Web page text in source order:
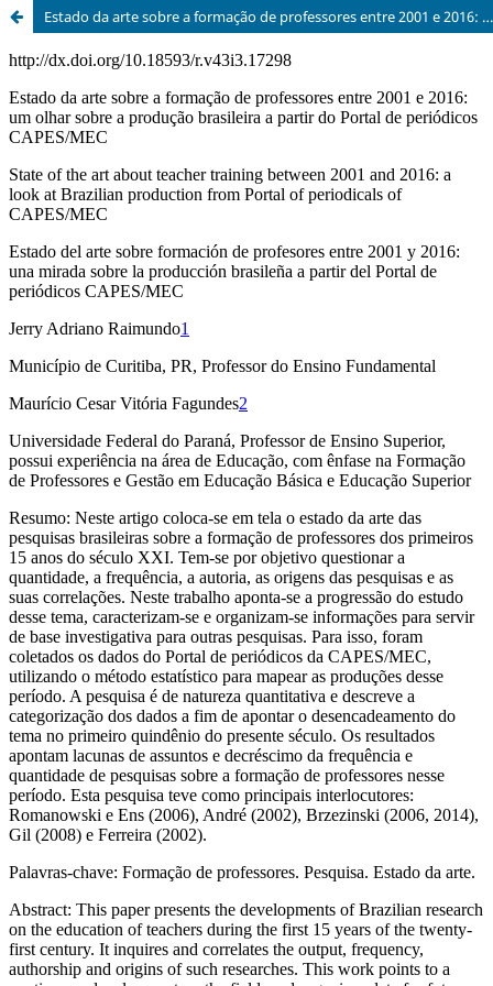
Estado da arte sobre a formação de professores entre 2001 e 2016: um olhar sobre a produção brasileira a partir do Portal de periódicos CAPES/MEC